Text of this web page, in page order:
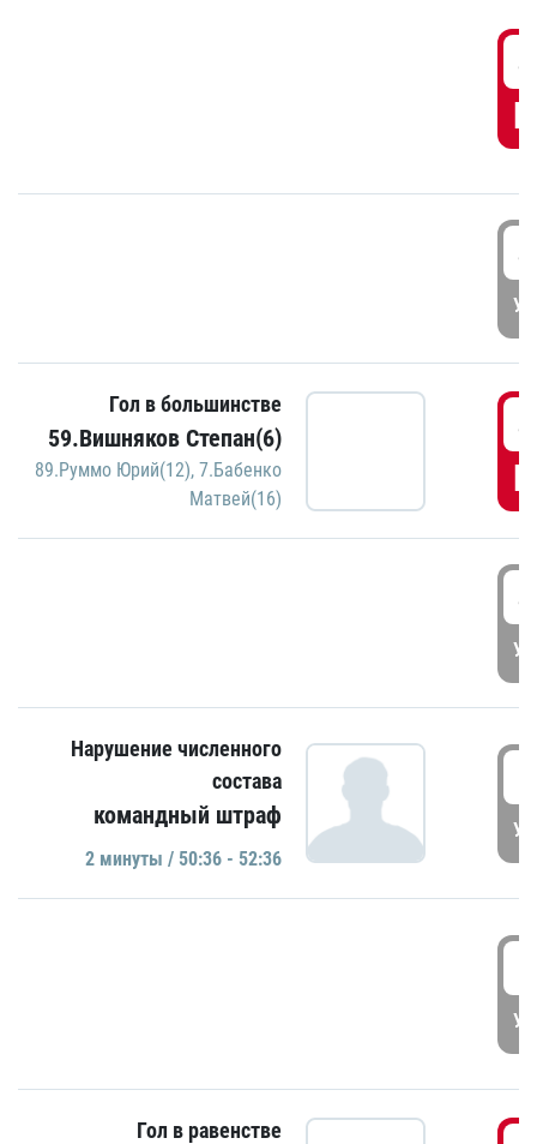
Гол в большинстве
59.Вишняков Степан(6)
89.Руммо Юрий(12), 7.Бабенко
Матвей(16)
Нарушение численного
состава
командный штраф
2 минуты / 50:36 - 52:36
Гол в равенстве